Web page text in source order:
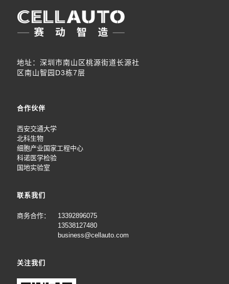
地址：深圳市南山区桃源街道长源社
区南山智园D3栋7层
合作伙伴
西安交通大学
北科生物
细胞产业国家工程中心
科诺医学检验
国地实验室
联系我们
商务合作：
13392896075
13538127480
business@cellauto.com
关注我们